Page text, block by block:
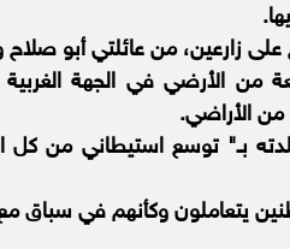
على زارعين، من عائلتي أبو صلاح
من الأرضي في الجهة
بـ" توسع استيطاني من كل
يتعاملون وكأنهم في سباق